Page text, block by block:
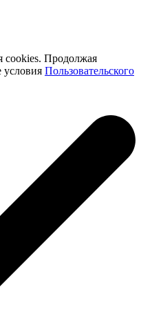
cookies. Продолжая
условия Пользовательского